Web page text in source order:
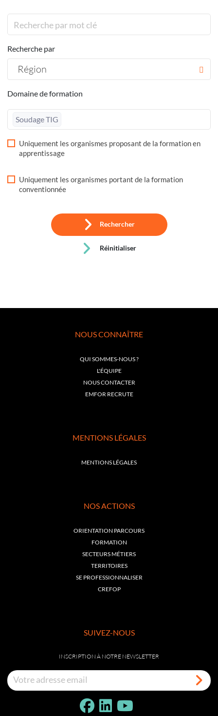
Recherche par
Région
Domaine de formation
Soudage TIG
Uniquement les organismes proposant de la formation en
apprentissage
Uniquement les organismes portant de la formation
conventionnée
Rechercher
Réinitialiser
NOUS CONNAÎTRE
QUI SOMMES-NOUS ?
L'ÉQUIPE
NOUS CONTACTER
EMFOR RECRUTE
MENTIONS LÉGALES
MENTIONS LÉGALES
NOS ACTIONS
ORIENTATION PARCOURS
FORMATION
SECTEURS MÉTIERS
TERRITOIRES
SE PROFESSIONNALISER
CREFOP
SUIVEZ-NOUS
INSCRIPTION À NOTRE NEWSLETTER